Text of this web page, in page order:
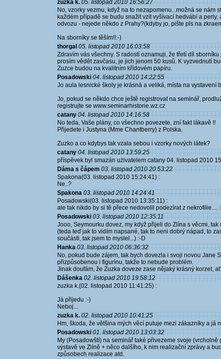
zuzka k. 05. listopad 2010 16:56:27
No, vzorky vezmu, když na to nezapomenu...možná se nám
každém případě se budu snažit vzít vyšívací hedvábí a
odvozu - nejede někdo z Prahy?(kdyby jo, pište pls na
Na sborníky se těším!!:-)
thorgal 05. listopad 2010 16:03:58
Zdravím vás všechny. S radostí oznamuji, že třetí díl
prosím vědět zavčasu, je jich jenom 50 kusů. K vyzvednutí
Zuzce budou na kvalitním křídovém papíru.
Posadowski 04. listopad 2010 14:22:55
Jo aula lesnické školy je krásná a veliká, místa na vystavení
Jo, pokud se někdo chce ještě registrovat na seminář,
registrujte se www.seminarhistorie.wz.cz
catany 04. listopad 2010 14:16:58
No teda, Vaše plány, co všechno povezete, zní fakt lákavě !!
Přijedete i Justyna (Mme Chantberry) z Polska.
Zuzko a co kdybys tak vzala sebou i vzorky nových látek?
catany 04. listopad 2010 13:59:25
příspěvek byl smazán użivatelem catany 04. listopad 2010
Dáma s čápem 03. listopad 2010 20:53:22
Spakona(03. listopad 2010 15:24:41) :
Ne..?
Spakona 03. listopad 2010 14:24:41
Posadowski(03. listopad 2010 13:35:11) :
ale tak nikdo by si tě přece nedovolil podezírat z nekrofilie....
Posadowski 03. listopad 2010 12:35:11
Jooo, Seymourku dovez, my když přijeli do Zlína s věcmi,
(teda teď jak to vidím napsané, tak to neni dobrý nápad, to
součásti, tak jsem to myslel...) :-D
Hanka 03. listopad 2010 06:36:32
No, pokud bude zájem, tak bych dovezla i svoji novou Jane
přizpůsobenou i figurínu, takže to nebude problém.
Jinak doufám, že Zuzka doveze zase nějaký krásný korzet,
Dášenka 02. listopad 2010 19:58:12
zuzka k.(02. listopad 2010 11:41:25) :
Já přijedu :-)
Neboj...
zuzka k. 02. listopad 2010 10:41:25
Hm, škoda, že většina mých věcí putuje mezi zákazníky a já
Posadowski 01. listopad 2010 13:03:32
My (Posadowští) na seminář také přivezeme svoje
výstavě ve Zlíně + něco dalšího, k nim realizační zprávy a
způsobech realizace atd.